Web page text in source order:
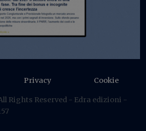
Privacy Cookie
Rights Reserved - Edra edizioni -